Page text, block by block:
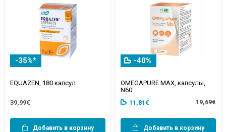
-35%*
EQUAZEN, 180 капсул
39,99€
Добавить в корзину
-40%
OMEGAPURE MAX, капсулы,
N60
11,81€
19,69€
Добавить в корзину